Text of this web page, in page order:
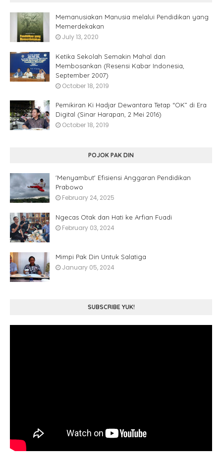
Memanusiakan Manusia melalui Pendidikan yang
Memerdekakan
July 13, 2020
Ketika Sekolah Semakin Mahal dan
Membosankan (Resensi Kabar Indonesia,
September 2007)
October 18, 2019
Pemikiran Ki Hadjar Dewantara Tetap “OK” di Era
Digital (Sinar Harapan, 2 Mei 2016)
October 18, 2019
POJOK PAK DIN
'Menyambut' Efisiensi Anggaran Pendidikan
Prabowo
February 24, 2025
Ngecas Otak dan Hati ke Arfian Fuadi
February 03, 2024
Mimpi Pak Din Untuk Salatiga
January 05, 2024
SUBSCRIBE YUK!